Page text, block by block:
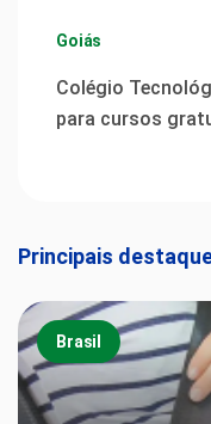
Goiás
Colégio
para cursos
Principais
Brasil